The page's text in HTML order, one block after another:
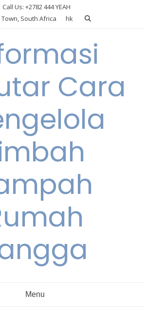
Call Us: +2782 444 YEAH
Town, South Africa
hk
Cara
Menu